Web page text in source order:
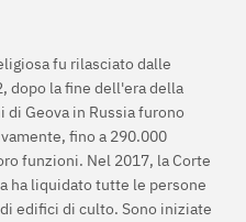
fu rilasciato dalle
dopo la fine dell'era della
Geova in Russia furono
fino a 290.000
funzioni. Nel 2017, la Corte
ha liquidato tutte le persone
edifici di culto. Sono iniziate